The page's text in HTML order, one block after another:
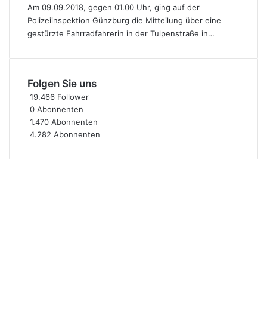
Am 09.09.2018, gegen 01.00 Uhr, ging auf der
Polizeiinspektion Günzburg die Mitteilung über eine
gestürzte Fahrradfahrerin in der Tulpenstraße in…
Folgen Sie uns
19.466 Follower
0 Abonnenten
1.470 Abonnenten
4.282 Abonnenten